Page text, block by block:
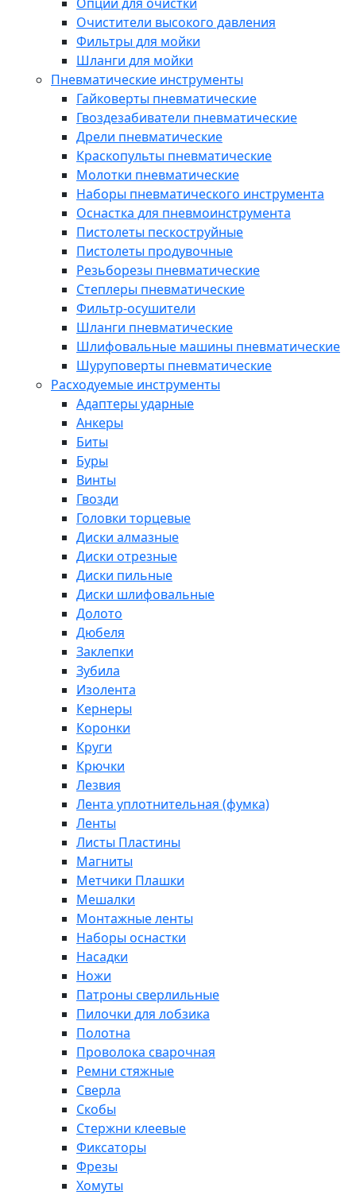
Очистители высокого давления
Фильтры для мойки
Шланги для мойки
Пневматические инструменты
Гайковерты пневматические
Гвоздезабиватели пневматические
Дрели пневматические
Краскопульты пневматические
Молотки пневматические
Наборы пневматического инструмента
Оснастка для пневмоинструмента
Пистолеты пескоструйные
Пистолеты продувочные
Резьборезы пневматические
Степлеры пневматические
Фильтр-осушители
Шланги пневматические
Шлифовальные машины пневматические
Шуруповерты пневматические
Расходуемые инструменты
Адаптеры ударные
Анкеры
Биты
Буры
Винты
Гвозди
Головки торцевые
Диски алмазные
Диски отрезные
Диски пильные
Диски шлифовальные
Долото
Дюбеля
Заклепки
Зубила
Изолента
Кернеры
Коронки
Круги
Крючки
Лезвия
Лента уплотнительная (фумка)
Ленты
Листы Пластины
Магниты
Метчики Плашки
Мешалки
Монтажные ленты
Наборы оснастки
Насадки
Ножи
Патроны сверлильные
Пилочки для лобзика
Полотна
Проволока сварочная
Ремни стяжные
Сверла
Скобы
Стержни клеевые
Фиксаторы
Фрезы
Хомуты